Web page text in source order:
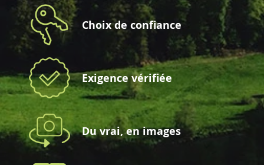
Choix de confiance
Exigence vérifiée
Du vrai, en images